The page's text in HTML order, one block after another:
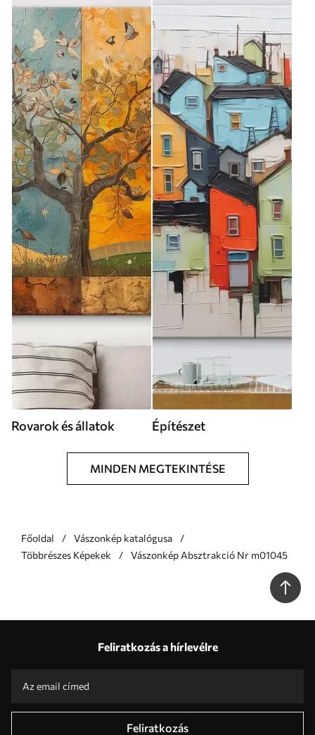
Rovarok és állatok Építészet
MINDEN MEGTEKINTÉSE
Főoldal
Vászonkép katalógusa
Többrészes Képekek
Vászonkép Absztrakció Nr m01045
Feliratkozás a hírlevélre
Feliratkozás